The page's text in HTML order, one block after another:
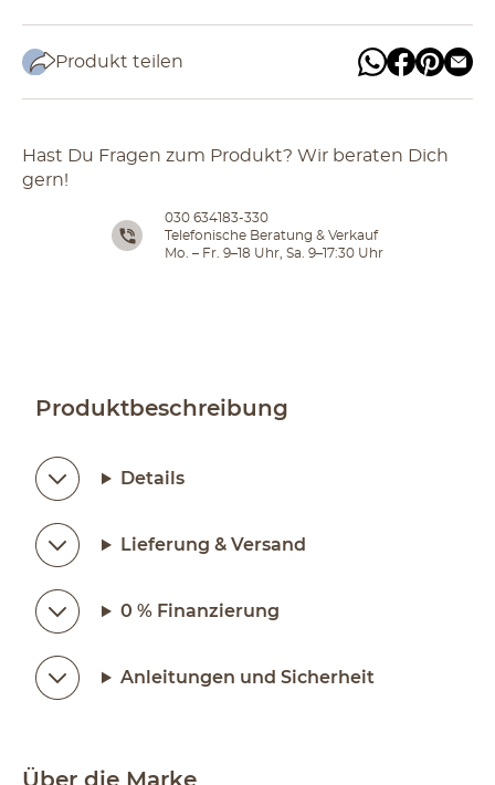
Produkt teilen
Hast Du Fragen zum Produkt? Wir beraten Dich
gern!
030 634183-330
Telefonische Beratung & Verkauf
Mo. – Fr. 9–18 Uhr, Sa. 9–17:30 Uhr
Produktbeschreibung
Details
Lieferung & Versand
0 % Finanzierung
Anleitungen und Sicherheit
Über die Marke